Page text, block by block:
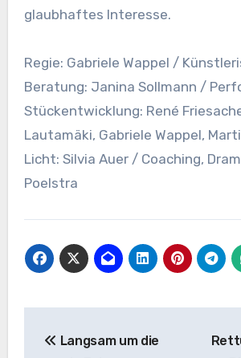
glaubhaftes Interesse.
Regie: Gabriele Wappel /
Beratung: Janina Sollmann /
Stückentwicklung: René
Lautamäki, Gabriele Wappel,
Licht: Silvia Auer / Coaching,
Poelstra
Langsam um die